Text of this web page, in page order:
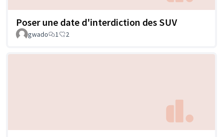
Poser une date d'interdiction des SUV
gwado 1 2